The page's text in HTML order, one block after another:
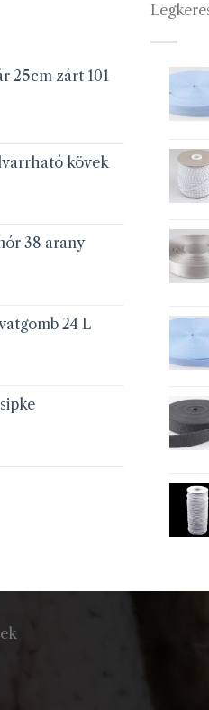
25cm zárt 101
kövek
38 arany
24 L